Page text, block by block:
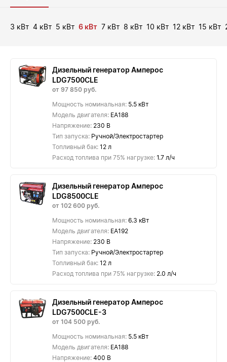
3 кВт 4 кВт 5 кВт 6 кВт 7 кВт 8 кВт 10 кВт 12 кВт 15 кВт
Дизельный генератор Амперос
LDG7500СLE
от 97 850 руб.
Мощность номинальная: 5.5 кВт
Модель двигателя: EA188
Напряжение: 230 В
Тип запуска: Ручной/Электростартер
Топливный бак: 12 л
Расход топлива при 75% нагрузке: 1.7 л/ч
Дизельный генератор Амперос
LDG8500CLE
от 102 600 руб.
Мощность номинальная: 6.3 кВт
Модель двигателя: EA192
Напряжение: 230 В
Тип запуска: Ручной/Электростартер
Топливный бак: 12 л
Расход топлива при 75% нагрузке: 2.0 л/ч
Дизельный генератор Амперос
LDG7500СLE-3
от 104 500 руб.
Мощность номинальная: 5.5 кВт
Модель двигателя: EA188
Напряжение: 400 В